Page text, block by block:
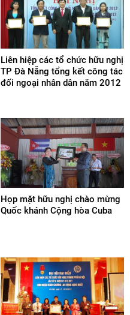
Liên hiệp các tổ chức hữu nghị
TP Đà Nẵng tổng kết công tác
đối ngoại nhân dân năm 2012
Họp mặt hữu nghị chào mừng
Quốc khánh Cộng hòa Cuba